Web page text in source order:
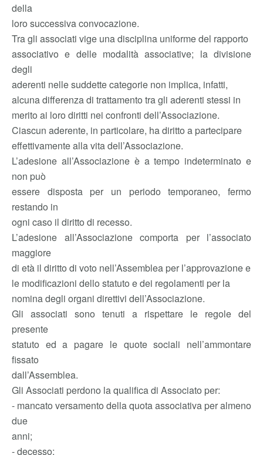
della
loro successiva convocazione.
Tra gli associati vige una disciplina uniforme del rapporto
associativo e delle modalità associative; la divisione
degli
aderenti nelle suddette categorie non implica, infatti,
alcuna differenza di trattamento tra gli aderenti stessi in
merito ai loro diritti nei confronti dell’Associazione.
Ciascun aderente, in particolare, ha diritto a partecipare
effettivamente alla vita dell’Associazione.
L’adesione all’Associazione è a tempo indeterminato e
non può
essere disposta per un periodo temporaneo, fermo
restando in
ogni caso il diritto di recesso.
L’adesione all’Associazione comporta per l’associato
maggiore
di età il diritto di voto nell’Assemblea per l’approvazione e
le modificazioni dello statuto e dei regolamenti per la
nomina degli organi direttivi dell’Associazione.
Gli associati sono tenuti a rispettare le regole del
presente
statuto ed a pagare le quote sociali nell’ammontare
fissato
dall’Assemblea.
Gli Associati perdono la qualifica di Associato per:
- mancato versamento della quota associativa per almeno
due
anni;
- decesso;